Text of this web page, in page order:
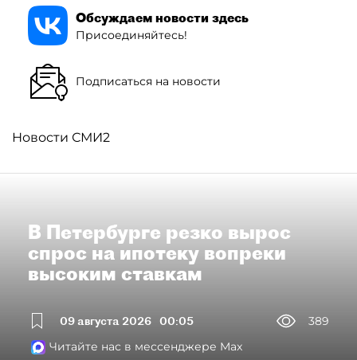
Обсуждаем новости здесь
Присоединяйтесь!
Подписаться на новости
Новости СМИ2
В Петербурге резко вырос
спрос на ипотеку вопреки
высоким ставкам
09 августа 2026 00:05
389
Читайте нас в мессенджере Max